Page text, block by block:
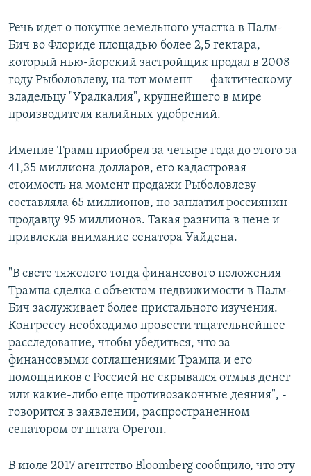
Речь идет о покупке земельного участка в Палм-
Бич во Флориде площадью более 2,5 гектара,
который нью-йорский застройщик продал в 2008
году Рыболовлеву, на тот момент — фактическому
владельцу "Уралкалия", крупнейшего в мире
производителя калийных удобрений.
Имение Трамп приобрел за четыре года до этого за
41,35 миллиона долларов, его кадастровая
стоимость на момент продажи Рыболовлеву
составляла 65 миллионов, но заплатил россиянин
продавцу 95 миллионов. Такая разница в цене и
привлекла внимание сенатора Уайдена.
"В свете тяжелого тогда финансового положения
Трампа сделка с объектом недвижимости в Палм-
Бич заслуживает более пристального изучения.
Конгрессу необходимо провести тщательнейшее
расследование, чтобы убедиться, что за
финансовыми соглашениями Трампа и его
помощников с Россией не скрывался отмыв денег
или какие-либо еще противозаконные деяния", -
говорится в заявлении, распространенном
сенатором от штата Орегон.
В июле 2017 агентство Bloomberg сообщило, что эту